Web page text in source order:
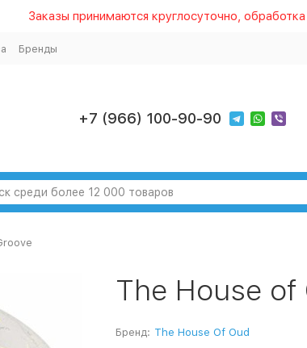
Заказы принимаются круглосуточно,
Бренды
+7 (966) 100-90-90
The House of
Бренд: The House Of Oud